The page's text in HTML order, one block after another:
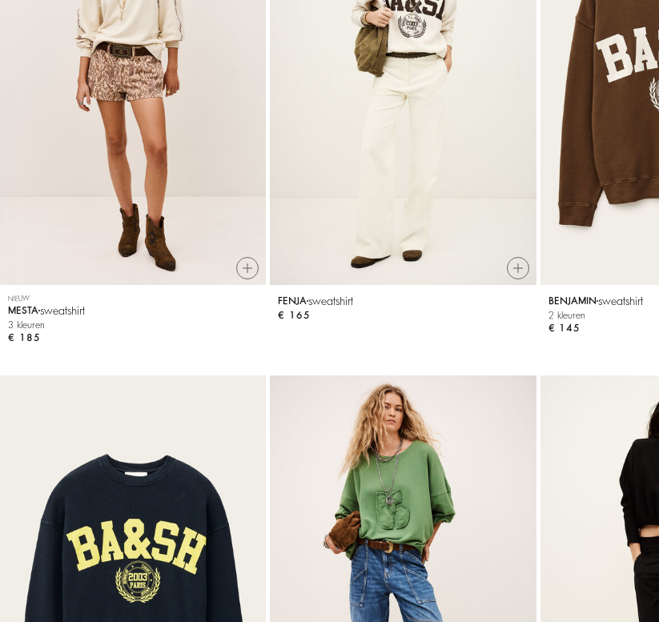
NIEUW
MESTA sweatshirt
3 kleuren
€ 185
FENJA sweatshirt
€ 165
BENJAMIN sweatshirt
2 kleuren
€ 145